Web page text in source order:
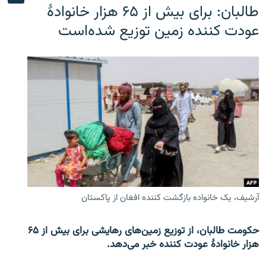
طالبان: برای بیش از ۶۵ هزار خانوادۀ
عودت کننده زمین توزیع شده‌است
آرشیف، یک خانواده بازگشت کننده افغان از پاکستان
حکومت طالبان، از توزیع زمین‌های رهایشی برای بیش از ۶۵
هزار خانوادۀ عودت کننده خبر می‌دهد.